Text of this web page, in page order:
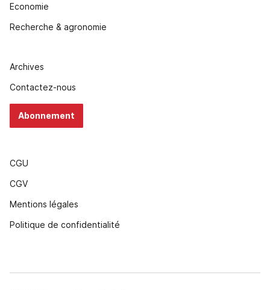
Economie
Recherche & agronomie
Archives
Contactez-nous
Abonnement
CGU
CGV
Mentions légales
Politique de confidentialité